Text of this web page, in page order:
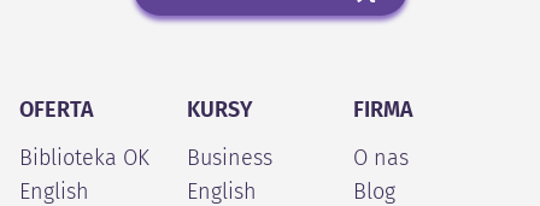
OFERTA
Biblioteka OK
English
KURSY
Business
English
FIRMA
O nas
Blog